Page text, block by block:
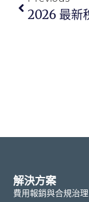
解決方案
費用報銷與合規治理